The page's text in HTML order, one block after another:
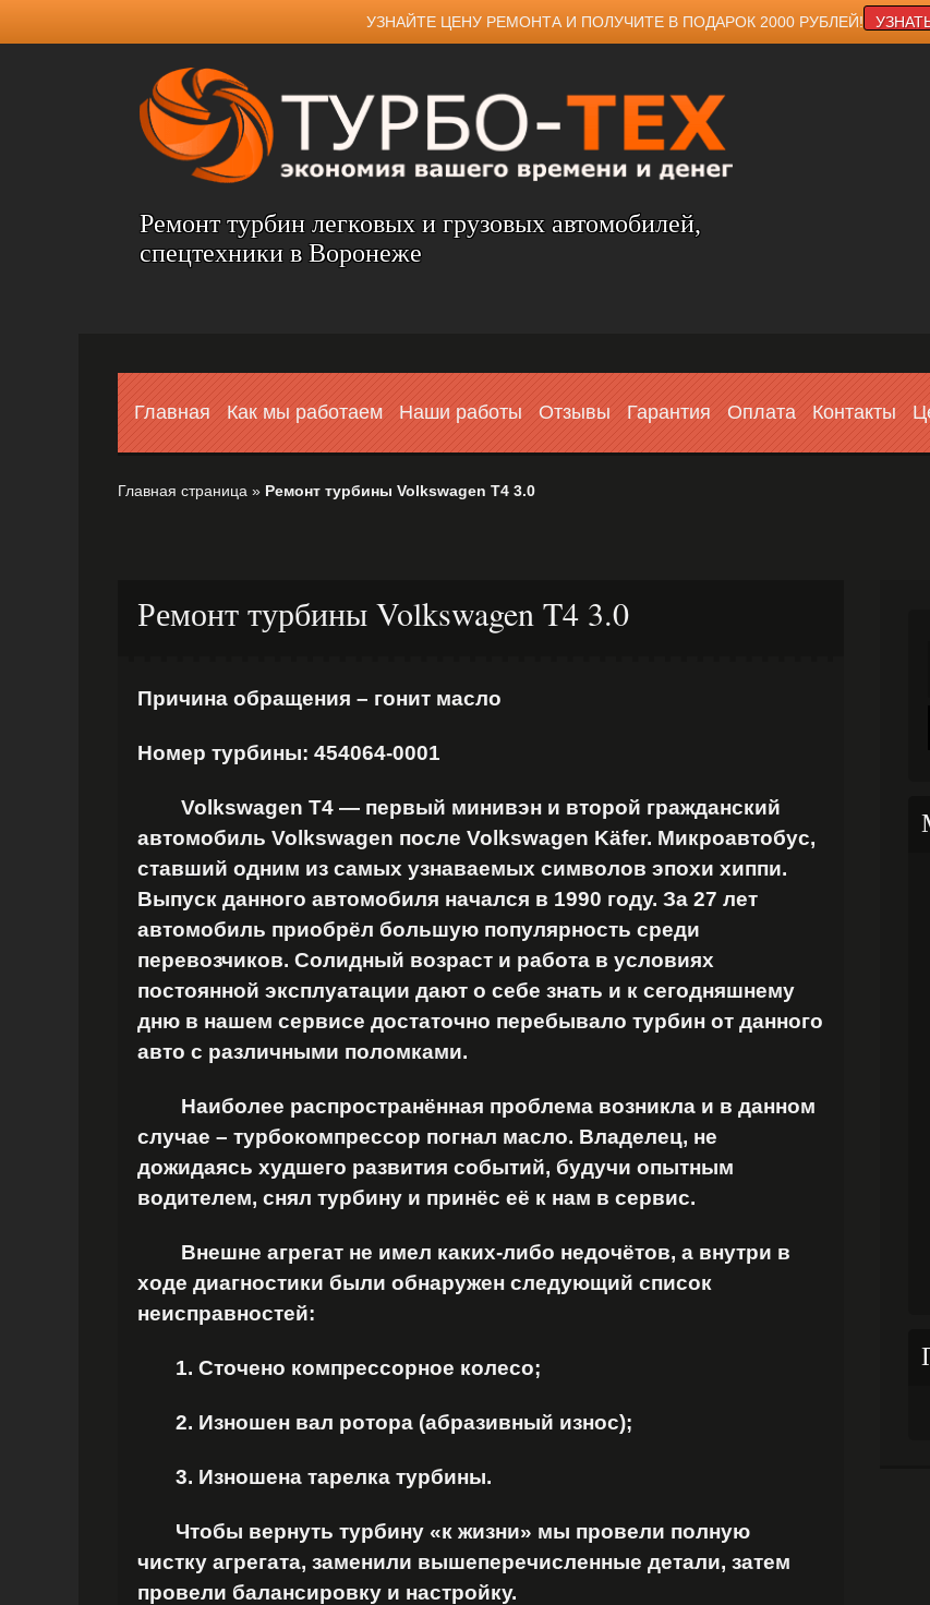
УЗНАЙТЕ ЦЕНУ РЕМОНТА И ПОЛУЧИТЕ В ПОДАРОК 2000 РУБЛЕЙ!
Ремонт турбин легковых и грузовых автомобилей,
спецтехники в Воронеже
Главная Как мы работаем Наши работы Отзывы Гарантия Оплата Контакты
Главная страница » Ремонт турбины Volkswagen T4 3.0
Ремонт турбины Volkswagen T4 3.0
Причина обращения – гонит масло
Номер турбины: 454064-0001
Volkswagen T4 — первый минивэн и второй гражданский
автомобиль Volkswagen после Volkswagen Käfer. Микроавтобус,
ставший одним из самых узнаваемых символов эпохи хиппи.
Выпуск данного автомобиля начался в 1990 году. За 27 лет
автомобиль приобрёл большую популярность среди
перевозчиков. Солидный возраст и работа в условиях
постоянной эксплуатации дают о себе знать и к сегодняшнему
дню в нашем сервисе достаточно перебывало турбин от данного
авто с различными поломками.
Наиболее распространённая проблема возникла и в данном
случае – турбокомпрессор погнал масло. Владелец, не
дожидаясь худшего развития событий, будучи опытным
водителем, снял турбину и принёс её к нам в сервис.
Внешне агрегат не имел каких-либо недочётов, а внутри в
ходе диагностики были обнаружен следующий список
неисправностей:
1. Сточено компрессорное колесо;
2. Изношен вал ротора (абразивный износ);
3. Изношена тарелка турбины.
Чтобы вернуть турбину «к жизни» мы провели полную
чистку агрегата, заменили вышеперечисленные детали, затем
провели балансировку и настройку.